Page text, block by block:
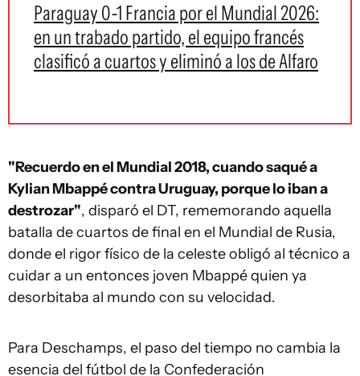
Paraguay 0-1 Francia por el Mundial 2026:
en un trabado partido, el equipo francés
clasificó a cuartos y eliminó a los de Alfaro
"Recuerdo en el Mundial 2018, cuando saqué a
Kylian Mbappé contra Uruguay, porque lo iban a
destrozar", disparó el DT, rememorando aquella
batalla de cuartos de final en el Mundial de Rusia,
donde el rigor físico de la celeste obligó al técnico a
cuidar a un entonces joven Mbappé quien ya
desorbitaba al mundo con su velocidad.
Para Deschamps, el paso del tiempo no cambia la
esencia del fútbol de la Confederación